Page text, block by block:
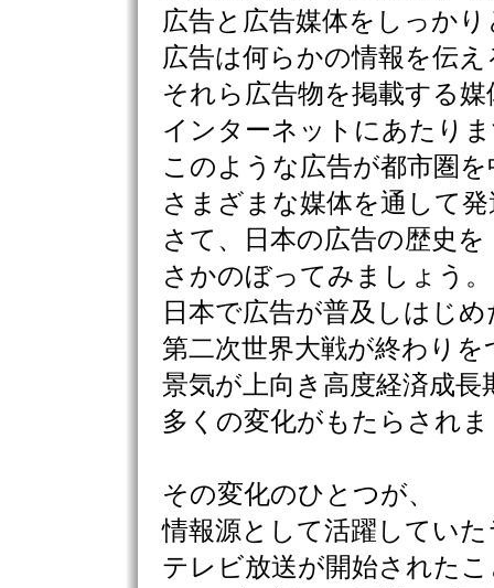
広告と広告媒体をしっか
広告は何らかの情報を伝
それら広告物を掲載する
インターネットにあたり
このような広告が都市圏を
さまざまな媒体を通して
さて、日本の広告の歴史を
さかのぼってみましょう。
日本で広告が普及しはじ
第二次世界大戦が終わり
景気が上向き高度経済成
多くの変化がもたらされ
その変化のひとつが、
情報源として活躍してい
テレビ放送が開始された